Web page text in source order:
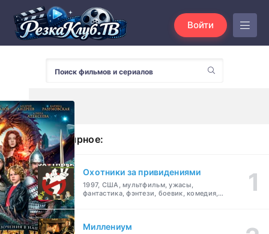
Войти
Популярное:
Охотники за привидениями
1997, США, мультфильм, ужасы,
фантастика, фэнтези, боевик, комедия,
Миллениум